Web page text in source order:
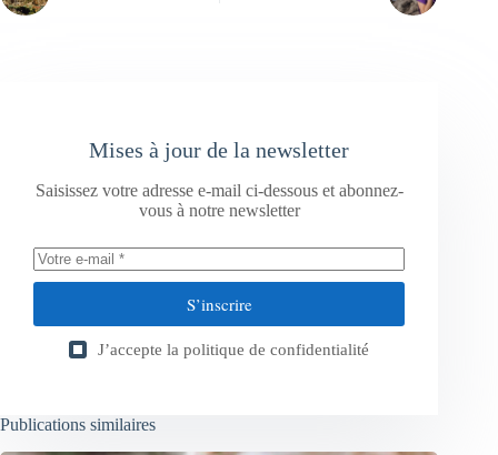
Mises à jour de la newsletter
Saisissez votre adresse e-mail ci-dessous et abonnez-
vous à notre newsletter
S’inscrire
J’accepte la politique de confidentialité
Publications similaires